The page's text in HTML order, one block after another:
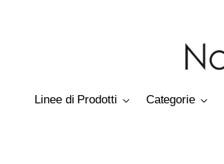
Linee di Prodotti Categorie